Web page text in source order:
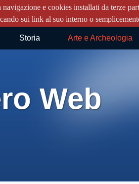
e cookies installati da terze
sui link al suo interno o
Storia Arte e Archeologia
Web